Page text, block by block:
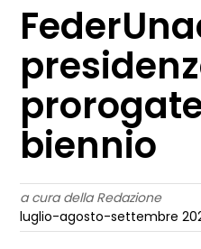
biennio
a cura della Redazione
luglio-agosto-settembre